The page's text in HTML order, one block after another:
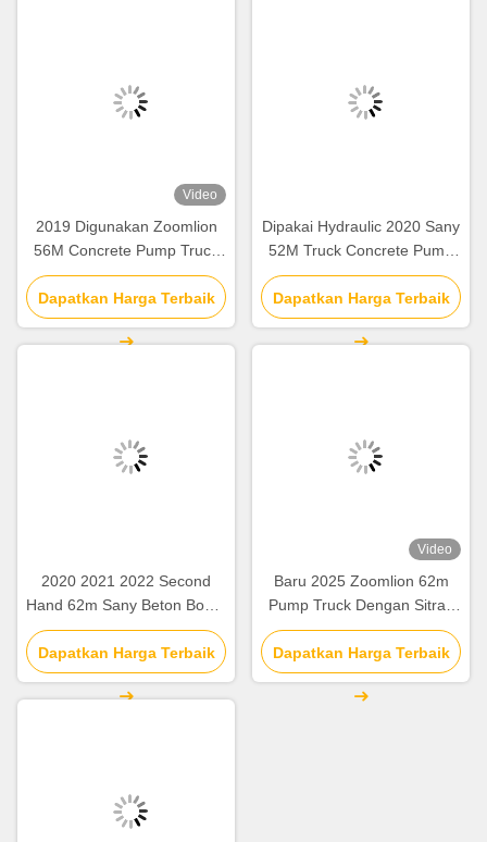
Video
2019 Digunakan Zoomlion
56M Concrete Pump Truck
Mercedes Benz Chassis
dengan operasi cerdas &
efisien
Dapatkan Harga Terbaik
Dipakai Hydraulic 2020 Sany
52M Truck Concrete Pump
SY5418THB Peralatan
konstruksi
Dapatkan Harga Terbaik
2020 2021 2022 Second
Hand 62m Sany Beton Boom
Pump dengan Chassis Beton
Dapatkan Harga Terbaik
Video
Baru 2025 Zoomlion 62m
Pump Truck Dengan Sitrak
ZLJ5461THBKF
Dapatkan Harga Terbaik